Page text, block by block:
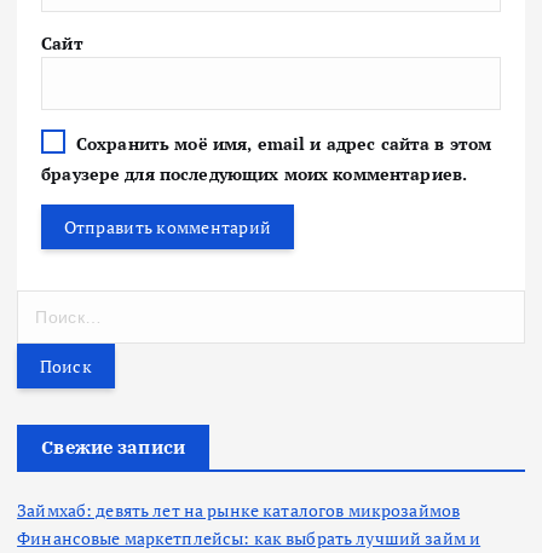
Сайт
Сохранить моё имя, email и адрес сайта в этом
браузере для последующих моих комментариев.
т
Свежие записи
Займхаб: девять лет на рынке каталогов микрозаймов
Финансовые маркетплейсы: как выбрать лучший займ и